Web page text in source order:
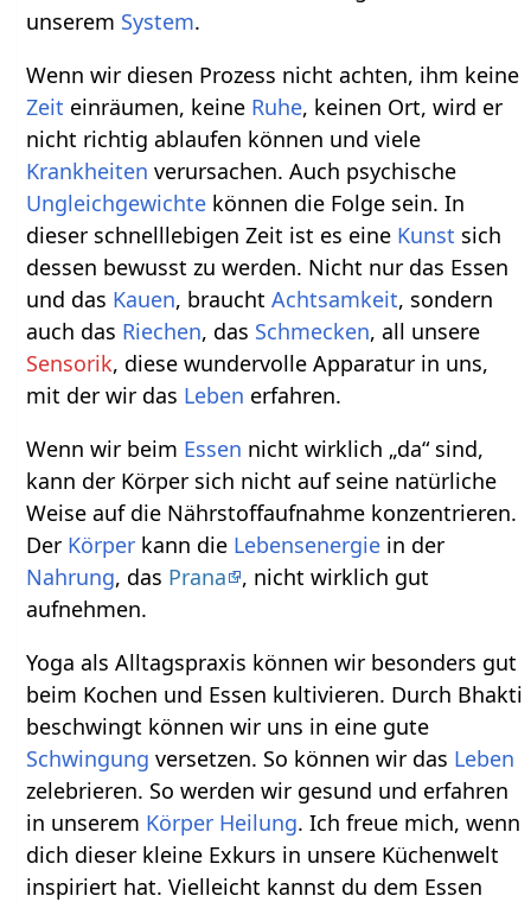
unserem System.
Wenn wir diesen Prozess nicht achten, ihm keine
Zeit einräumen, keine Ruhe, keinen Ort, wird er
nicht richtig ablaufen können und viele
Krankheiten verursachen. Auch psychische
Ungleichgewichte können die Folge sein. In
dieser schnelllebigen Zeit ist es eine Kunst sich
dessen bewusst zu werden. Nicht nur das Essen
und das Kauen, brauchtAchtsamkeit, sondern
auch das Riechen, das Schmecken, all unsere
Sensorik, diese wundervolle Apparatur in uns,
mit der wir das Leben erfahren.
Wenn wir beim Essen nicht wirklich „da“ sind,
kann der Körper sich nicht auf seine natürliche
Weise auf die Nährstoffaufnahme konzentrieren.
Der Körper kann die Lebensenergie in der
Nahrung, das Prana
, nicht wirklich gut
aufnehmen.
Yoga als Alltagspraxis können wir besonders gut
beim Kochen und Essen kultivieren. Durch Bhakti
beschwingt können wir uns in eine gute
Schwingung versetzen. So können wir das Leben
zelebrieren. So werden wir gesund und erfahren
in unserem Körper Heilung. Ich freue mich, wenn
dich dieser kleine Exkurs in unsere Küchenwelt
inspiriert hat. Vielleicht kannst du dem Essen